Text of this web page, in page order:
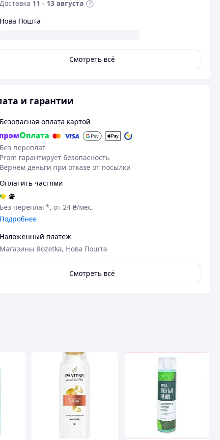
Доставка 11 - 13 августа
Нова Пошта
Смотреть всё
и гарантии
Безопасная оплата картой
Без переплат
Prom гарантирует безопасность
Вернем деньги при отказе от посылки
Оплатить частями
Без переплат*, от 24 ₴/мес.
Подробнее
Наложенный платеж
Магазины Rozetka, Нова Пошта
Смотреть всё
12.03.2026
Алексей К.
Куплено на Prom.ua
Помогает